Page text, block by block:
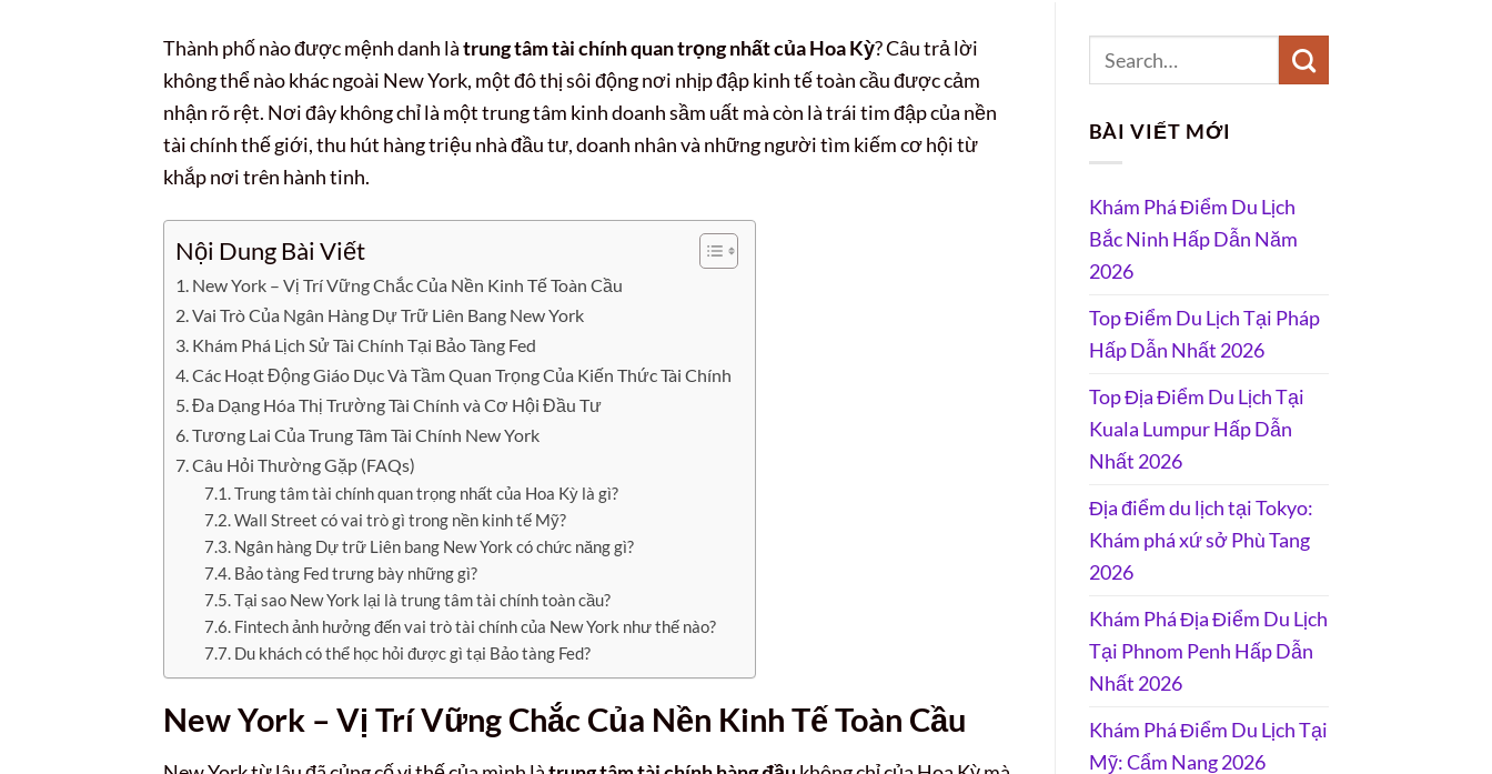
Thành phố nào được mệnh danh làtrung tâm tài chính quan trọng nhất của Hoa Kỳ? Câu trả lời
không thể nào khác ngoài New York, một đô thị sôi động nơi nhịp đập kinh tế toàn cầu được cảm
nhận rõ rệt. Nơi đây không chỉ là một trung tâm kinh doanh sầm uất mà còn là trái tim đập của nền
tài chính thế giới, thu hút hàng triệu nhà đầu tư, doanh nhân và những người tìm kiếm cơ hội từ
khắp nơi trên hành tinh.
Nội Dung Bài Viết
New York – Vị Trí Vững Chắc Của Nền Kinh Tế Toàn Cầu
Vai Trò Của Ngân Hàng Dự Trữ Liên Bang New York
Khám Phá Lịch Sử Tài Chính Tại Bảo Tàng Fed
Các Hoạt Động Giáo Dục Và Tầm Quan Trọng Của Kiến Thức Tài Chính
Đa Dạng Hóa Thị Trường Tài Chính và Cơ Hội Đầu Tư
Tương Lai Của Trung Tâm Tài Chính New York
Câu Hỏi Thường Gặp (FAQs)
Trung tâm tài chính quan trọng nhất của Hoa Kỳ là gì?
Wall Street có vai trò gì trong nền kinh tế Mỹ?
Ngân hàng Dự trữ Liên bang New York có chức năng gì?
Bảo tàng Fed trưng bày những gì?
Tại sao New York lại là trung tâm tài chính toàn cầu?
Fintech ảnh hưởng đến vai trò tài chính của New York như thế nào?
Du khách có thể học hỏi được gì tại Bảo tàng Fed?
New York – Vị Trí Vững Chắc Của Nền Kinh Tế Toàn Cầu
BÀI VIẾT MỚI
Khám Phá Điểm Du Lịch
Bắc Ninh Hấp Dẫn Năm
2026
Top Điểm Du Lịch Tại Pháp
Hấp Dẫn Nhất 2026
Top Địa Điểm Du Lịch Tại
Kuala Lumpur Hấp Dẫn
Nhất 2026
Địa điểm du lịch tại Tokyo:
Khám phá xứ sở Phù Tang
2026
Khám Phá Địa Điểm Du Lịch
Tại Phnom Penh Hấp Dẫn
Nhất 2026
Khám Phá Điểm Du Lịch Tại
Mỹ: Cẩm Nang 2026